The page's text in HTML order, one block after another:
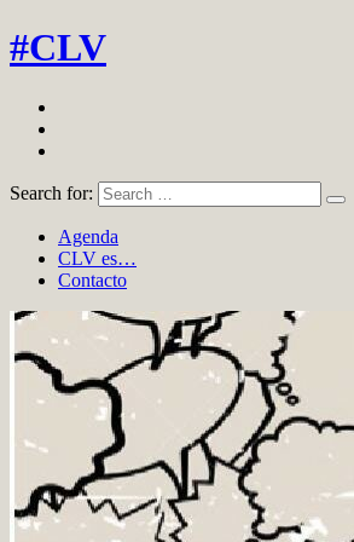
#CLV
Search for:
Agenda
CLV es…
Contacto